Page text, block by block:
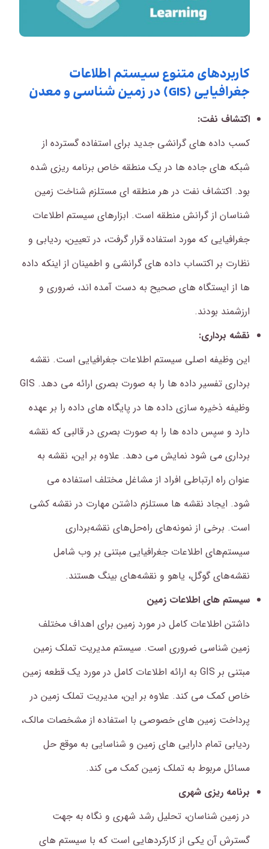
کاربردهای متنوع سیستم اطلاعات
جغرافیایی (GIS) در زمین شناسی و معدن
اکتشاف نفت:
کسب داده های گرانشی جدید برای استفاده گسترده از
شبکه های جاده ها در یک منطقه خاص برنامه ریزی شده
بود. اکتشاف نفت در هر منطقه ای مستلزم شناخت زمین
شناسان از گرانش منطقه است. ابزارهای سیستم اطلاعات
جغرافیایی که مورد استفاده قرار گرفت، در تعیین، ردیابی و
نظارت بر اکتساب داده های گرانشی و اطمینان از اینکه داده
ها از ایستگاه های صحیح به دست آمده اند، ضروری و
ارزشمند بودند.
نقشه برداری:
این وظیفه اصلی سیستم اطلاعات جغرافیایی است. نقشه
برداری تفسیر داده ها را به صورت بصری ارائه می دهد. GIS
وظیفه ذخیره سازی داده ها در پایگاه های داده را بر عهده
دارد و سپس داده ها را به صورت بصری در قالبی که نقشه
برداری می شود نمایش می دهد. علاوه بر این، نقشه به
عنوان راه ارتباطی افراد از مشاغل مختلف استفاده می
شود. ایجاد نقشه ها مستلزم داشتن مهارت در نقشه کشی
است. برخی از نمونه‌های راه‌حل‌های نقشه‌برداری
سیستم‌های اطلاعات جغرافیایی مبتنی بر وب شامل
نقشه‌های گوگل، یاهو و نقشه‌های بینگ هستند.
سیستم های اطلاعات زمین
داشتن اطلاعات کامل در مورد زمین برای اهداف مختلف
زمین شناسی ضروری است. سیستم مدیریت تملک زمین
مبتنی بر GIS به ارائه اطلاعات کامل در مورد یک قطعه زمین
خاص کمک می کند. علاوه بر این، مدیریت تملک زمین در
پرداخت زمین های خصوصی با استفاده از مشخصات مالک،
ردیابی تمام دارایی های زمین و شناسایی به موقع حل
مسائل مربوط به تملک زمین کمک می کند.
برنامه ریزی شهری
در زمین شناسان، تحلیل رشد شهری و نگاه به جهت
گسترش آن یکی از کارکردهایی است که با سیستم های